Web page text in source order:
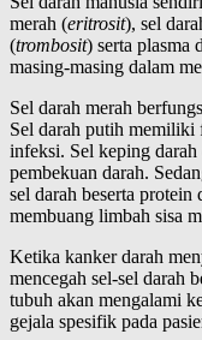
merah (eritrosit), sel
(trombosit) serta plasma
masing-masing dalam
Sel darah merah
Sel darah putih memiliki
infeksi. Sel keping darah
pembekuan darah.
sel darah beserta protein
membuang limbah sisa
Ketika kanker darah
mencegah sel-sel darah
tubuh akan mengalami
gejala spesifik pada